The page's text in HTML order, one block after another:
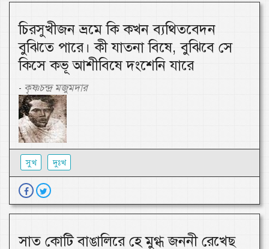
চিরসুখীজন ভ্রমে কি কখন ব্যথিতবেদন
বুঝিতে পারে। কী যাতনা বিষে, বুঝিবে সে
কিসে কভূ আশীবিষে দংশেনি যারে
- কৃষ্ণচন্দ্র মজুমদার
সুখ দুঃখ
সাত কোটি বাঙালিরে হে মুগ্ধ জননী রেখেছ